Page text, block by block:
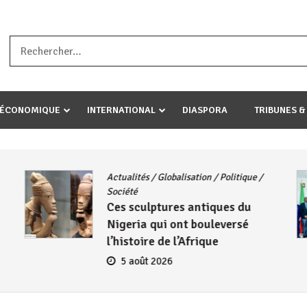
umariye umuryango wawe canke igihugu cakwibarutse
INTERNATIONAL DIASPORA TRIBUNES
CNDD-FDD/Diplomatie
Burundi – Kenya : Le CNDD-
reçoit l’ambassadeur
Henry